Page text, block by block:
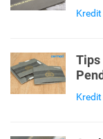
Tips